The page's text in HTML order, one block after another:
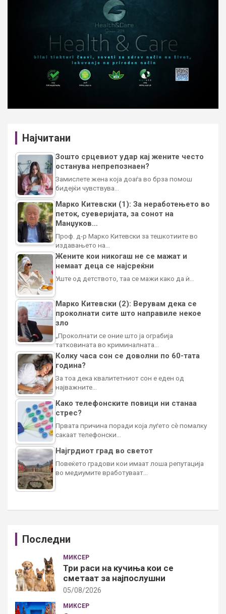
Најчитани
Зошто срцевиот удар кај жените често
останува непрепознаен?
Замислете жена која доаѓа во брза помош
бидејќи чувствува…
Марко Китевски (1): За неработењето во
петок, суеверијата, за сонот на
Манџуков…
Проф. д-р Марко Китевски за тешкотиите во
издавањето на…
Жените кои никогаш не се мажат и
немаат деца се најсреќни
Уште од детството, таа се мажи како да ѝ…
Марко Китевски (2): Верувам дека се
проколнати сите што направиле некое
зло
„Проколнати се оние што ја ограбија
татковината во криминалната…
Колку часа сон се доволни по 60-тата
година?
За тоа дека квалитетниот сон е еден од
најважните…
Како телефонските повици ни станаа
стрес?
Првата причина поради која луѓето сè помалку
сакаат телефонски…
Најгрдиот град во светот
Повеќето градови кои имаат лоша репутација
во медиумите вработуваат…
Последни
МИКСЕР
Три раси на кучиња кои се
сметаат за најпослушни
05/08/2026
МИКСЕР